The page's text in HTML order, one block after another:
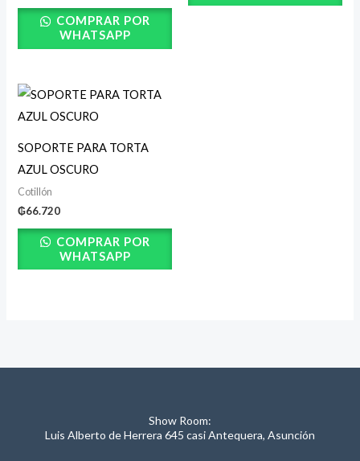
COMPRAR POR
WHATSAPP
SOPORTE PARA TORTA
AZUL OSCURO
Cotillón
₲66.720
COMPRAR POR
WHATSAPP
Show Room:
Luis Alberto de Herrera 645 casi Antequera, Asunción